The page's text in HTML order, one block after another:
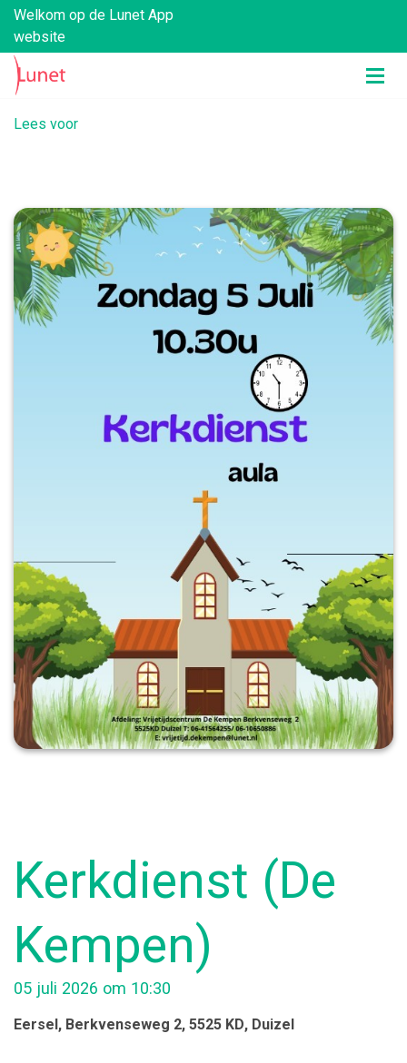
Welkom op de Lunet App
website
Lees voor
Kerkdienst (De
Kempen)
05 juli 2026 om 10:30
Eersel, Berkvenseweg 2, 5525 KD, Duizel